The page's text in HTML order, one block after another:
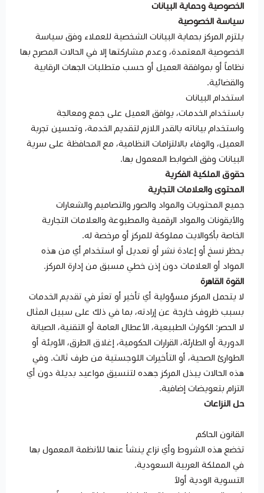
الخصوصية وحماية البيانات
سياسة الخصوصية
يلتزم المركز بحماية البيانات الشخصية للعملاء وفق سياسة
الخصوصية المعتمدة، وعدم مشاركتها إلا في الحالات المصرح بها
نظاماً أو بموافقة العميل أو حسب متطلبات الجهات الرقابية
والقضائية.
استخدام البيانات
باستخدام الخدمات، يوافق العميل على جمع ومعالجة
واستخدام بياناته بالقدر اللازم لتقديم الخدمة، وتحسين تجربة
العميل، والوفاء بالالتزامات النظامية، مع المحافظة على سرية
البيانات وفق الضوابط المعمول بها.
حقوق الملكية الفكرية
المحتوى والعلامات التجارية
جميع المحتويات والمواد والصور والتصاميم والشعارات
والأيقونات والمواد الرقمية والمطبوعة والعلامات التجارية
الخاصة بأكوالايت مملوكة للمركز أو مرخصة له.
يحظر نسخ أو إعادة نشر أو تعديل أو استخدام أي من هذه
المواد أو العلامات دون إذن خطي مسبق من إدارة المركز.
القوة القاهرة
لا يتحمل المركز مسؤولية أي تأخير أو تعثر في تقديم الخدمات
بسبب ظروف خارجة عن إرادته، بما في ذلك على سبيل المثال
لا الحصر: الكوارث الطبيعية، الأعطال العامة أو التقنية، الصيانة
الدورية أو الطارئة، القرارات الحكومية، إغلاق الطرق، الأوبئة أو
الطوارئ الصحية، أو التأخيرات اللوجستية من طرف ثالث. وفي
هذه الحالات يبذل المركز جهده لتنسيق مواعيد بديلة دون أي
التزام بتعويضات إضافية.
حل النزاعات
القانون الحاكم
تخضع هذه الشروط وأي نزاع ينشأ عنها للأنظمة المعمول بها
في المملكة العربية السعودية.
التسوية الودية أولاً